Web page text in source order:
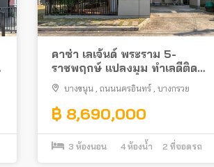
คาซ่า เลเจ้นด์ พระราม 5-
ราชพฤกษ์ แปลงมุม ทำเลดีติด
ถนนใหญ่นครอินทร์
บางขนุน , ถนนนครอินทร์ , บางกรวย
฿ 8,690,000
3 ห้องนอน 4 ห้องน้ำ 2 ที่จอดรถ